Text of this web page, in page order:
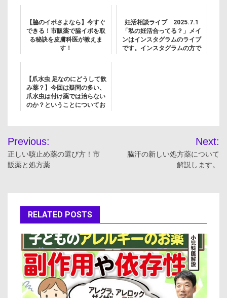
【脇のイボさよなら】今すぐ
できる！市販薬で脇イボを取
る秘訣を皮膚科医が教えま
す！
妊活相談ライブ 2025.7.1
「私の妊活合ってる？」メイ
ンはインスタグラムのライブ
です。インスタグラムの方で
【爪水虫 足なのにどうして飲
み薬？】今回は疑問の多い、
爪水虫は付け薬では治らない
のか？ということについてお
投
稿
ゲ
ー
シ
ョ
Previous:
正しい咳止め薬の選び方！市
販薬と処方薬
Next:
脇汗の新しい処方薬について
解説します。
RELATED POSTS